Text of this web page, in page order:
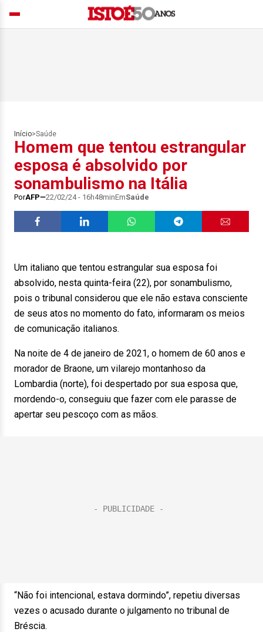
Início>Saúde
Homem que tentou estrangular
esposa é absolvido por
sonambulismo na Itália
PorAFP 22/02/24 - 16h48minEmSaúde
Um italiano que tentou estrangular sua esposa foi
absolvido, nesta quinta-feira (22), por sonambulismo,
pois o tribunal considerou que ele não estava consciente
de seus atos no momento do fato, informaram os meios
de comunicação italianos.
Na noite de 4 de janeiro de 2021, o homem de 60 anos e
morador de Braone, um vilarejo montanhoso da
Lombardia (norte), foi despertado por sua esposa que,
mordendo-o, conseguiu que fazer com ele parasse de
apertar seu pescoço com as mãos.
“Não foi intencional, estava dormindo”, repetiu diversas
vezes o acusado durante o julgamento no tribunal de
Bréscia.